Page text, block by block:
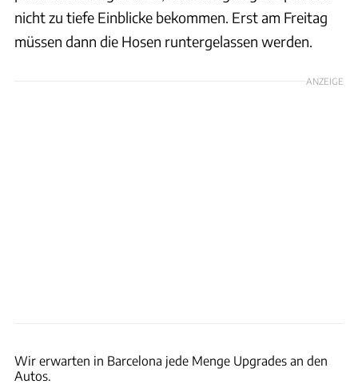
nicht zu tiefe Einblicke bekommen. Erst am Freitag
müssen dann die Hosen runtergelassen werden.
ANZEIGE
Wir erwarten in Barcelona jede Menge Upgrades an den
Autos.